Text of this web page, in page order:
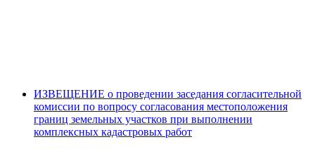
ИЗВЕЩЕНИЕ о проведении заседания согласительной
комиссии по вопросу согласования местоположения
границ земельных участков при выполнении
комплексных кадастровых работ